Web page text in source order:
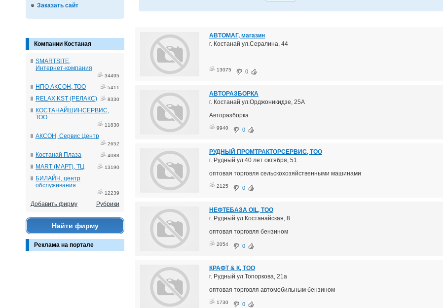
Заказать сайт
Компании Костаная
SMARTSITE,
Интернет-компания
34495
НПО АКСОН, ТОО 5411
RELAX KST (РЕЛАКС) 8330
КОСТАНАЙШИНСЕРВИС,
ТОО
11830
АКСОН, Сервис Центр
2652
Костанай Плаза 4088
MART (МАРТ), ТЦ 13190
БИЛАЙН, центр
обслуживания
12239
Добавить фирму Рубрики
Найти фирму
Реклама на портале
АВТОМАГ, магазин
г. Костанай ул.Сералина, 44
13075 0
АВТОРАЗБОРКА
г. Костанай ул.Орджоникидзе, 25А
Авторазборка
9940 0
РУДНЫЙ ПРОМТРАКТОРСЕРВИС, ТОО
г. Рудный ул.40 лет октября, 51
оптовая торговля сельскохозяйственными машинами
2125 0
НЕФТЕБАЗА OIL, ТОО
г. Рудный ул.Костанайская, 8
оптовая торговля бензином
2054 0
КРАФТ & К, ТОО
г. Рудный ул.Топоркова, 21а
оптовая торговля автомобильным бензином
1730 0